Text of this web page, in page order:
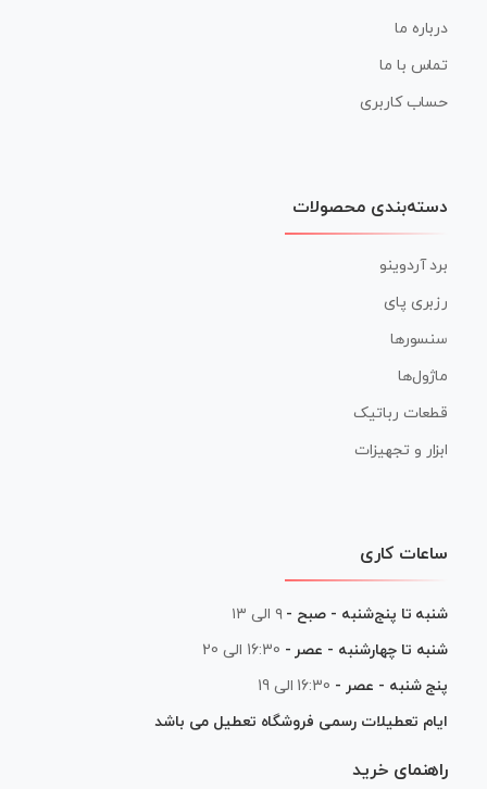
درباره ما
تماس با ما
حساب کاربری
دسته‌بندی محصولات
برد آردوینو
رزبری پای
سنسورها
ماژول‌ها
قطعات رباتیک
ابزار و تجهیزات
ساعات کاری
شنبه تا پنج‌شنبه - صبح - ۹ الی ۱۳
شنبه تا چهارشنبه - عصر - 16:30 الی 20
پنج شنبه - عصر - 16:30 الی 19
ایام تعطیلات رسمی فروشگاه تعطیل می باشد
راهنمای خرید